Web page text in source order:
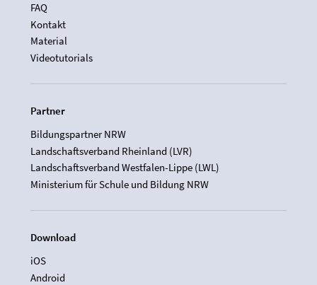
FAQ
Kontakt
Material
Videotutorials
Partner
Bildungspartner NRW
Landschaftsverband Rheinland (LVR)
Landschaftsverband Westfalen-Lippe (LWL)
Ministerium für Schule und Bildung NRW
Download
iOS
Android